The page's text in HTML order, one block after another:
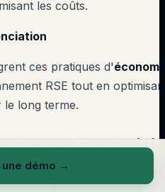
les coûts.
ces pratiques d'
RSE tout en
long terme.
et mesure de
introduit de nouveaux
plutôt que sur la
démo →